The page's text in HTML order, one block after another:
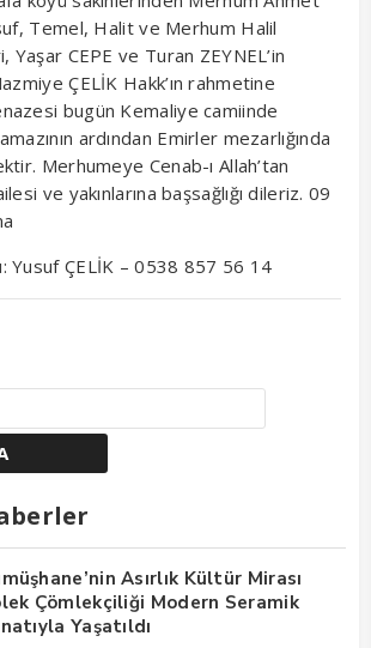
Temel, Halit ve Merhum Halil
Yaşar CEPE ve Turan ZEYNEL’in
ÇELİK Hakk’ın rahmetine
bugün Kemaliye camiinde
ardından Emirler mezarlığında
Merhumeye Cenab-ı Allah’tan
ve yakınlarına başsağlığı dileriz. 09
Yusuf ÇELİK – 0538 857 56 14
Asırlık Kültür Mirası
Çömlekçiliği Modern Seramik
Yaşatıldı